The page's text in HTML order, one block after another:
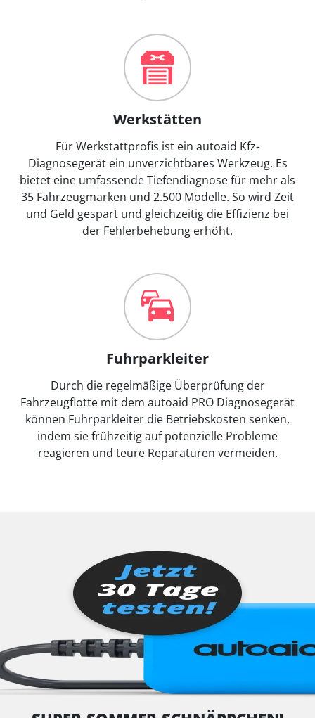
Werkstätten
Für Werkstattprofis ist ein autoaid Kfz-
Diagnosegerät ein unverzichtbares Werkzeug. Es
bietet eine umfassende Tiefendiagnose für mehr als
35 Fahrzeugmarken und 2.500 Modelle. So wird Zeit
und Geld gespart und gleichzeitig die Effizienz bei
der Fehlerbehebung erhöht.
Fuhrparkleiter
Durch die regelmäßige Überprüfung der
Fahrzeugflotte mit dem autoaid PRO Diagnosegerät
können Fuhrparkleiter die Betriebskosten senken,
indem sie frühzeitig auf potenzielle Probleme
reagieren und teure Reparaturen vermeiden.